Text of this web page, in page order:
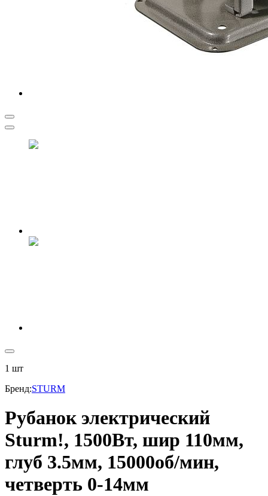
1 шт
Бренд:STURM
Рубанок электрический
Sturm!, 1500Вт, шир 110мм,
глуб 3.5мм, 15000об/мин,
четверть 0-14мм